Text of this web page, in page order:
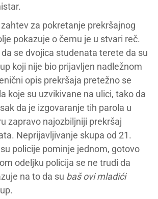
za pokretanje prekršajnog
pokazuje o čemu je u stvari reč.
se dvojica studenata terete da su
koji nije bio prijavljen nadležnom
opis prekršaja pretežno se
koje su uzvikivane na ulici, tako da
da je izgovaranje tih parola u
zapravo najozbiljniji prekršaj
Neprijavljivanje skupa od 21.
policije pominje jednom, gotovo
odeljku policija se ne trudi da
na to da su baš ovi mladići